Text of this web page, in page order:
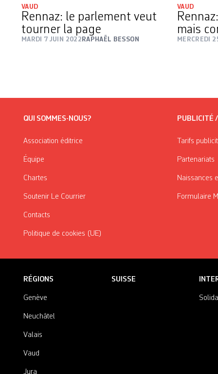
VAUD
Rennaz: le parlement veut
tourner la page
MARDI 7 JUIN 2022 RAPHAËL BESSON
VAUD
mais
MERCREDI
QUI SOMMES-NOUS?
Association éditrice
Équipe
Chartes
Soutenir Le Courrier
Contacts
Politique de cookies (UE)
PUBLICITÉ
Tarifs
Partenariats
Naissances
Formulaire
RÉGIONS
Genève
Neuchâtel
Valais
Vaud
Jura
SUISSE